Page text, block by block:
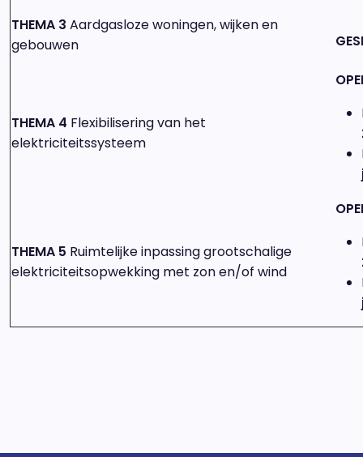
THEMA 3 Aardgasloze woningen, wijken en
gebouwen
THEMA 4 Flexibilisering van het
elektriciteitssysteem
THEMA 5 Ruimtelijke inpassing grootschalige
elektriciteitsopwekking met zon en/of wind